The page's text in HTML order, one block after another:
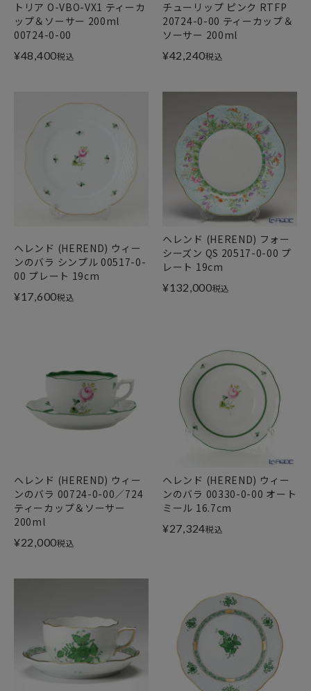
トリア O-VBO-VX1 ティーカ
ップ＆ソーサー 200ml
00724-0-00
¥48,400税込
チューリップ ピンク RTFP
20724-0-00 ティーカップ＆
ソーサー 200ml
¥42,240税込
ヘレンド (HEREND) ウィー
ンのバラ シンプル 00517-0-
00 プレート 19cm
¥17,600税込
ヘレンド (HEREND) フォー
シーズン QS 20517-0-00 プ
レート 19cm
¥132,000税込
ヘレンド (HEREND) ウィー
ンのバラ 00724-0-00／724
ティーカップ＆ソーサー
200ml
¥22,000税込
ヘレンド (HEREND) ウィー
ンのバラ 00330-0-00 オート
ミール 16.7cm
¥27,324税込